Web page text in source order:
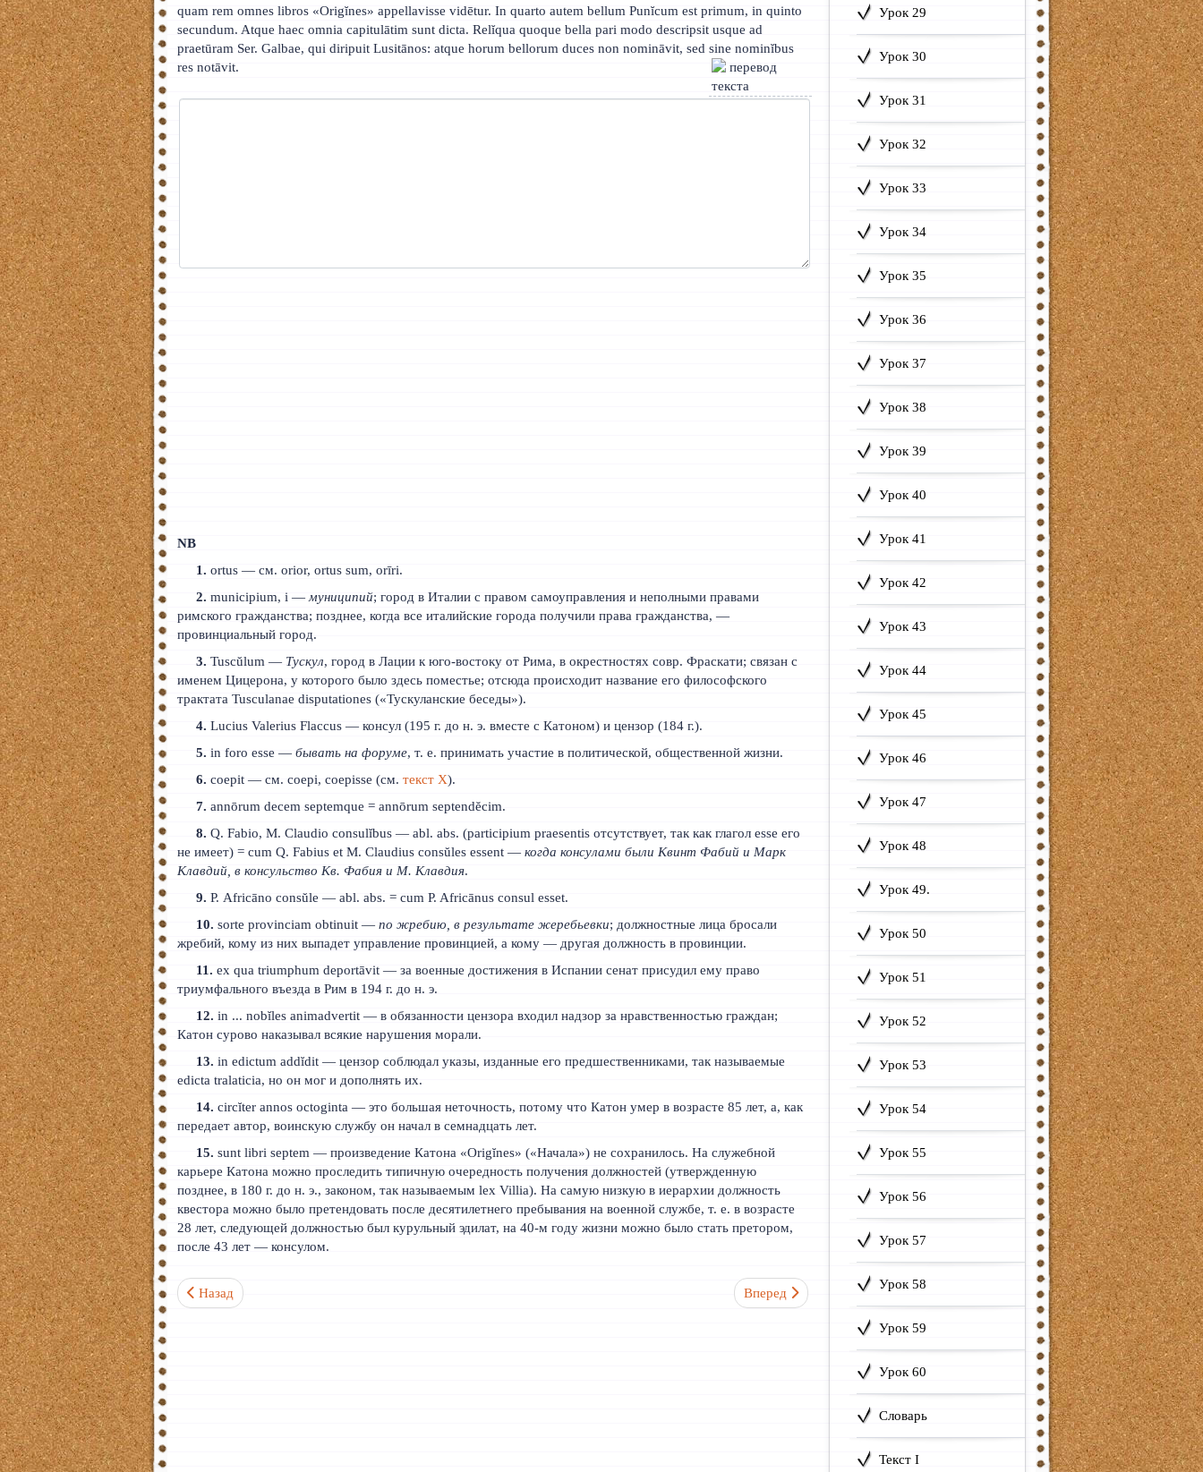
quam rem omnes libros «Origĭnes» appellavisse vidētur. In quarto autem bellum Punĭcum est primum, in quinto
secundum. Atque haec omnia capitulātim sunt dicta. Relĭqua quoque bella pari modo descripsit usque ad
praetūram Ser. Galbae, qui diripuit Lusitānos: atque horum bellorum duces non nomināvit, sed sine nominĭbus
res notāvit.
NB
1. ortus — см. orior, ortus sum, orīri.
2. municipium, i — муниципий; город в Италии с правом самоуправления и неполными правами
римского гражданства; позднее, когда все италийские города получили права гражданства, —
провинциальный город.
3. Tuscŭlum — Тускул, город в Лации к юго-востоку от Рима, в окрестностях совр. Фраскати; связан с
именем Цицерона, у которого было здесь поместье; отсюда происходит название его философского
трактата Tusculanae disputationes («Тускуланские беседы»).
4. Lucius Valerius Flaccus — консул (195 г. до н. э. вместе с Катоном) и цензор (184 г.).
5. in foro esse —бывать на форуме, т. е. принимать участие в политической, общественной жизни.
6. coepit — см. coepi, coepisse (см.текст X).
7. annōrum decem septemque = annōrum septendĕcim.
8. Q. Fabio, M. Claudio consulĭbus — abl. abs. (participium praesentis отсутствует, так как глагол esse его
не имеет) = cum Q. Fabius et M. Claudius consŭles essent —когда консулами были Квинт Фабий и Марк
Клавдий, в консульство Кв. Фабия и М. Клавдия.
9. Р. Africāno consŭle — abl. abs. = cum P. Africānus consul esset.
10. sorte provinciam obtinuit —по жребию, в результате жеребьевки; должностные лица бросали
жребий, кому из них выпадет управление провинцией, а кому — другая должность в провинции.
11. ex qua triumphum deportāvit — за военные достижения в Испании сенат присудил ему право
триумфального въезда в Рим в 194 г. до н. э.
12. in ... nobĭles animadvertit — в обязанности цензора входил надзор за нравственностью граждан;
Катон сурово наказывал всякие нарушения морали.
13. in edictum addĭdit — цензор соблюдал указы, изданные его предшественниками, так называемые
edicta tralaticia, но он мог и дополнять их.
14. circĭter annos octoginta — это большая неточность, потому что Катон умер в возрасте 85 лет, а, как
передает автор, воинскую службу он начал в семнадцать лет.
15. sunt libri septem — произведение Катона «Origĭnes» («Начала») не сохранилось. На служебной
карьере Катона можно проследить типичную очередность получения должностей (утвержденную
позднее, в 180 г. до н. э., законом, так называемым lex Villia). На самую низкую в иерархии должность
квестора можно было претендовать после десятилетнего пребывания на военной службе, т. е. в возрасте
28 лет, следующей должностью был курульный эдилат, на 40-м году жизни можно было стать претором,
после 43 лет — консулом.
Предыдущий: Текст XXIII. Дидона проклинает троянцев (Vergilius)
Назад Следующий: Текст XXV. Светоний: Гай Юлий Цезарь
Вперед
Урок 29
Урок 30
Урок 31
Урок 32
Урок 33
Урок 34
Урок 35
Урок 36
Урок 37
Урок 38
Урок 39
Урок 40
Урок 41
Урок 42
Урок 43
Урок 44
Урок 45
Урок 46
Урок 47
Урок 48
Урок 49.
Урок 50
Урок 51
Урок 52
Урок 53
Урок 54
Урок 55
Урок 56
Урок 57
Урок 58
Урок 59
Урок 60
Словарь
Текст I